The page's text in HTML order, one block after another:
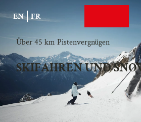
n
h
t
EN FR Suche
Über 45 km Pistenvergnügen
SKIFAHREN UND